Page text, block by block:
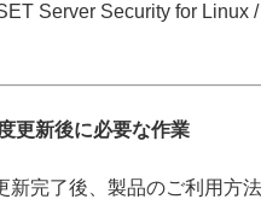
Server Security for Linux
更新後に必要な作業
新完了後、製品のご利用方